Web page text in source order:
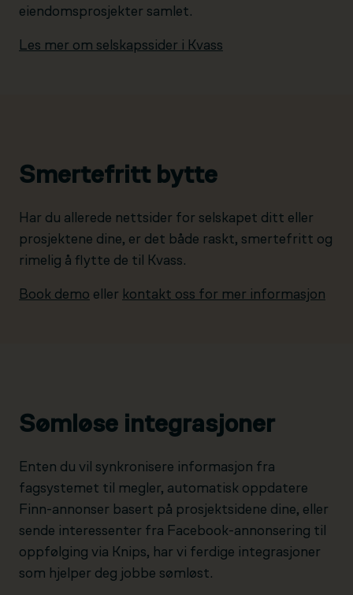
eiendomsprosjekter samlet.
Les mer om selskapssider i Kvass
Smertefritt bytte
Har du allerede nettsider for selskapet ditt eller
prosjektene dine, er det både raskt, smertefritt og
rimelig å flytte de til Kvass.
Book demo eller kontakt oss for mer informasjon
Sømløse integrasjoner
Enten du vil synkronisere informasjon fra
fagsystemet til megler, automatisk oppdatere
Finn-annonser basert på prosjektsidene dine, eller
sende interessenter fra Facebook-annonsering til
oppfølging via Knips, har vi ferdige integrasjoner
som hjelper deg jobbe sømløst.